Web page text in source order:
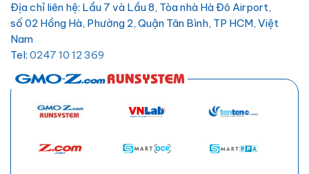
Địa chỉ liên hệ: Lầu 7 và Lầu 8, Tòa nhà Hà Đô Airport,
số 02 Hồng Hà, Phường 2, Quận Tân Bình, TP HCM, Việt
Nam
Tel: 0247 10 12 369
Email: hotro@hostify.vn